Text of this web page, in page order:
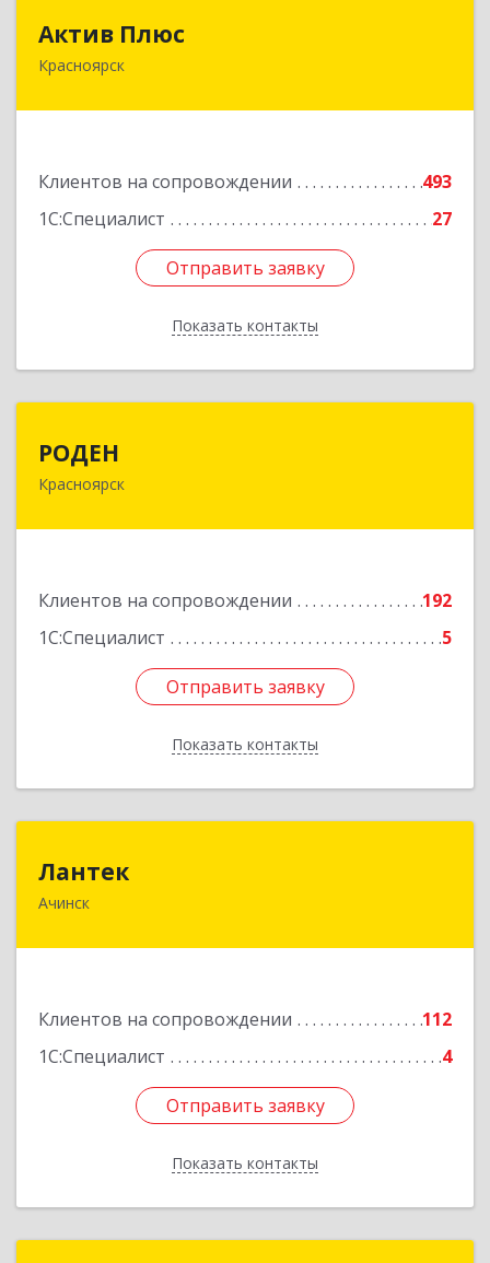
Актив Плюс
Красноярск
Клиентов на сопровождении
493
1С:Специалист
27
Отправить заявку
Показать контакты
660017, Красноярский край, Красноярск г,
Отправить заявку
Назад
РОДЕН
Красноярск
Клиентов на сопровождении
192
1С:Специалист
5
Отправить заявку
Показать контакты
660064, Красноярский край, Красноярск г, им
Отправить заявку
Назад
Лантек
Ачинск
Клиентов на сопровождении
112
1С:Специалист
4
Отправить заявку
Показать контакты
Отправить заявку
Назад